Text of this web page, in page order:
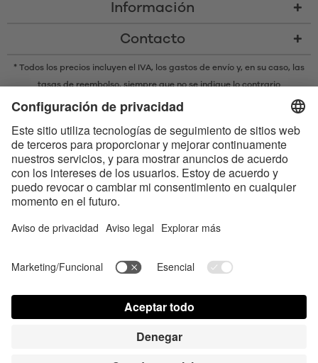
Información
Contacto
* Todos los precios incluyen el IVA, los gastos de envío y, en su caso, las
tasas de reembolso, siempre que no se indique lo contrario
* La marca denominativa y los logotipos Bluetooth® son marcas
marcas por parte de Satisfyer GmbH se realiza bajo licencia.
Apple, el logotipo de Apple y Apple Watch son marcas registradas
propiedad de Apple Inc. Google Play y el logotipo de Google Play son
marcas comerciales de Google LLC.
Contact us today Configuración de cookies